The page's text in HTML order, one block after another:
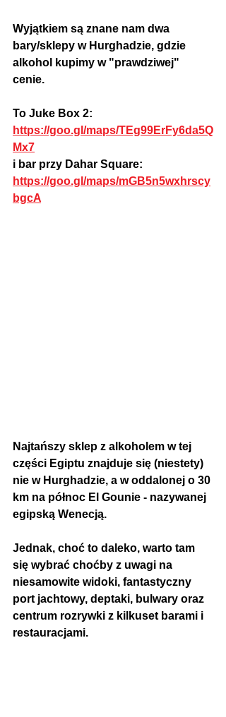
Wyjątkiem są znane nam dwa
bary/sklepy w Hurghadzie, gdzie
alkohol kupimy w "prawdziwej"
cenie.
To Juke Box 2:
https://goo.gl/maps/TEg99ErFy6da5Q
Mx7
i bar przy Dahar Square:
https://goo.gl/maps/mGB5n5wxhrscy
bgcA
Najtańszy sklep z alkoholem w tej
części Egiptu znajduje się (niestety)
nie w Hurghadzie, a w oddalonej o 30
km na północ El Gounie - nazywanej
egipską Wenecją.
Jednak, choć to daleko, warto tam
się wybrać choćby z uwagi na
niesamowite widoki, fantastyczny
port jachtowy, deptaki, bulwary oraz
centrum rozrywki z kilkuset barami i
restauracjami.